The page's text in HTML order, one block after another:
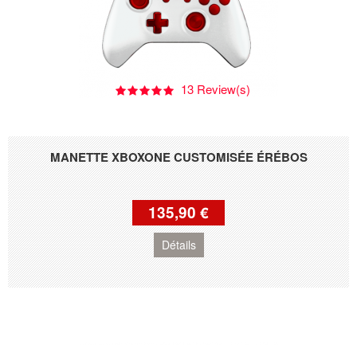
MANETTE XBOXONE CUSTOMISÉE ÉRÉBOS
13 Review(s)
135,90 €
Détails